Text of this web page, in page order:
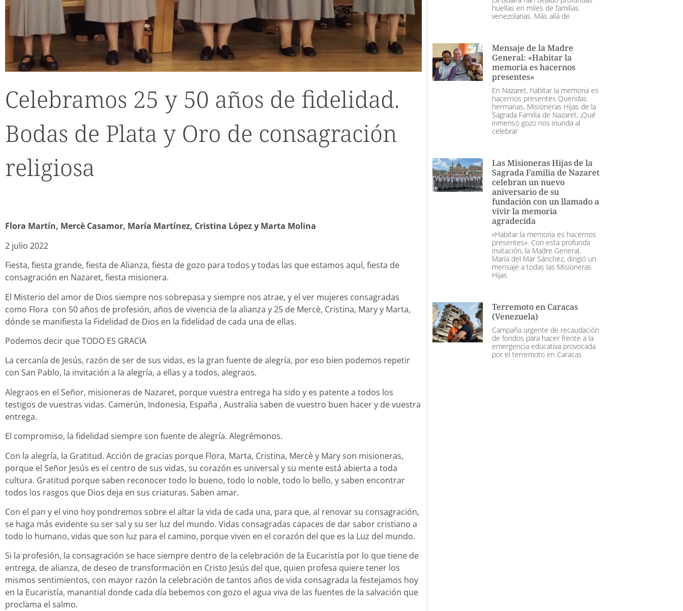
Celebramos 25 y 50 años de fidelidad.
Bodas de Plata y Oro de consagración
religiosa
Flora Martín, Mercè Casamor, María Martínez, Cristina López y Marta Molina
2 julio 2022
Fiesta, fiesta grande, fiesta de Alianza, fiesta de gozo para todos y todas las que estamos aquí, fiesta de
consagración en Nazaret, fiesta misionera.
El Misterio del amor de Dios siempre nos sobrepasa y siempre nos atrae, y el ver mujeres consagradas
como Flora con 50 años de profesión, años de vivencia de la alianza y 25 de Mercè, Cristina, Mary y Marta,
dónde se manifiesta la Fidelidad de Dios en la fidelidad de cada una de ellas.
Podemos decir que TODO ES GRACIA
La cercanía de Jesús, razón de ser de sus vidas, es la gran fuente de alegría, por eso bien podemos repetir
con San Pablo, la invitación a la alegría, a ellas y a todos, alegraos.
Alegraos en el Señor, misioneras de Nazaret, porque vuestra entrega ha sido y es patente a todos los
testigos de vuestras vidas. Camerún, Indonesia, España , Australia saben de vuestro buen hacer y de vuestra
entrega.
El compromiso, la fidelidad siempre son fuente de alegría. Alegrémonos.
Con la alegría, la Gratitud. Acción de gracias porque Flora, Marta, Cristina, Mercè y Mary son misioneras,
porque el Señor Jesús es el centro de sus vidas, su corazón es universal y su mente está abierta a toda
cultura. Gratitud porque saben reconocer todo lo bueno, todo lo noble, todo lo bello, y saben encontrar
todos los rasgos que Dios deja en sus criaturas. Saben amar.
Con el pan y el vino hoy pondremos sobre el altar la vida de cada una, para que, al renovar su consagración,
se haga más evidente su ser sal y su ser luz del mundo. Vidas consagradas capaces de dar sabor cristiano a
todo lo humano, vidas que son luz para el camino, porque viven en el corazón del que es la Luz del mundo.
Si la profesión, la consagración se hace siempre dentro de la celebración de la Eucaristía por lo que tiene de
entrega, de alianza, de deseo de transformación en Cristo Jesús del que, quien profesa quiere tener los
mismos sentimientos, con mayor razón la celebración de tantos años de vida consagrada la festejamos hoy
en la Eucaristía, manantial donde cada día bebemos con gozo el agua viva de las fuentes de la salvación que
proclama el salmo.
huellas en miles de familias
venezolanas. Más allá de
Mensaje de la Madre
General: «Habitar la
memoria es hacernos
presentes»
En Nazaret, habitar la memoria es
hacernos presentes Queridas
hermanas, Misioneras Hijas de la
Sagrada Familia de Nazaret, ¡Qué
inmenso gozo nos inunda al
celebrar
Las Misioneras Hijas de la
Sagrada Familia de Nazaret
celebran un nuevo
aniversario de su
fundación con un llamado a
vivir la memoria
agradecida
«Habitar la memoria es hacernos
presentes». Con esta profunda
invitación, la Madre General,
María del Mar Sánchez, dirigió un
mensaje a todas las Misioneras
Hijas
Terremoto en Caracas
(Venezuela)
Campaña urgente de recaudación
de fondos para hacer frente a la
emergencia educativa provocada
por el terremoto en Caracas.